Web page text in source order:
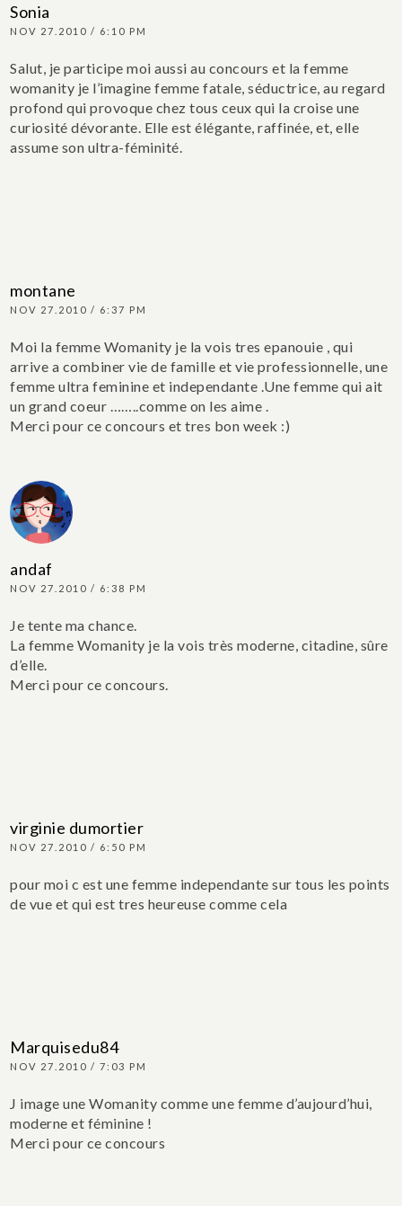
Sonia
NOV 27.2010 / 6:10 PM
Salut, je participe moi aussi au concours et la femme
womanity je l’imagine femme fatale, séductrice, au regard
profond qui provoque chez tous ceux qui la croise une
curiosité dévorante. Elle est élégante, raffinée, et, elle
assume son ultra-féminité.
montane
NOV 27.2010 / 6:37 PM
Moi la femme Womanity je la vois tres epanouie , qui
arrive a combiner vie de famille et vie professionnelle, une
femme ultra feminine et independante .Une femme qui ait
un grand coeur ……..comme on les aime .
Merci pour ce concours et tres bon week :)
andaf
NOV 27.2010 / 6:38 PM
Je tente ma chance.
La femme Womanity je la vois très moderne, citadine, sûre
d’elle.
Merci pour ce concours.
virginie dumortier
NOV 27.2010 / 6:50 PM
pour moi c est une femme independante sur tous les points
de vue et qui est tres heureuse comme cela
Marquisedu84
NOV 27.2010 / 7:03 PM
J image une Womanity comme une femme d’aujourd’hui,
moderne et féminine !
Merci pour ce concours